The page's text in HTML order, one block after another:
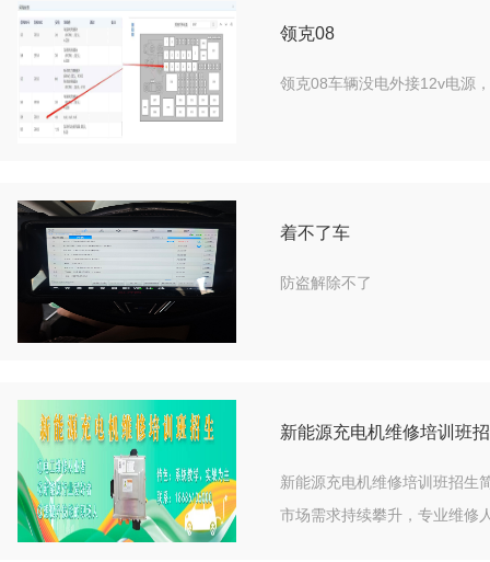
领克08
领克08车辆没电外接12v电源
着不了车
防盗解除不了
新能源充电机维修培训班
新能源充电机维修培训班招生
市场需求持续攀升，专业维修